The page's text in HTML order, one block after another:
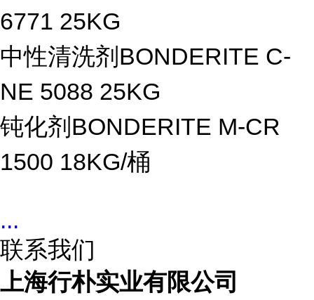
6771 25KG
中性清洗剂BONDERITE C-
NE 5088 25KG
钝化剂BONDERITE M-CR
1500 18KG/桶
...
联系我们
上海行朴实业有限公司